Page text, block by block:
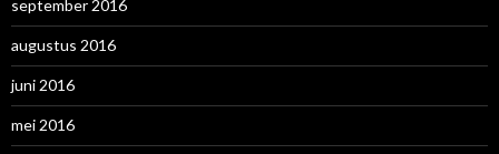
september 2016
augustus 2016
juni 2016
mei 2016